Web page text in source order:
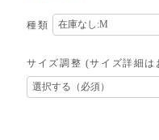
種類
サイズ調整 (サイズ詳細